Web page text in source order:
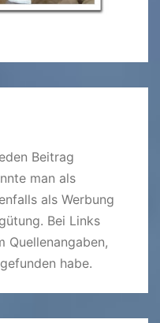
Beitrag
man als
als Werbung
Bei Links
Quellenangaben,
habe.